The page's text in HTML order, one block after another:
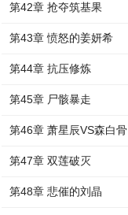
第42章 抢夺筑基果
第43章 愤怒的姜妍希
第44章 抗压修炼
第45章 尸骸暴走
第46章 萧星辰VS森白骨
第47章 双莲破灭
第48章 悲催的刘晶